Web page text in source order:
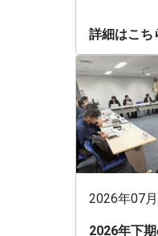
詳細はこち
2026年07
2026年下